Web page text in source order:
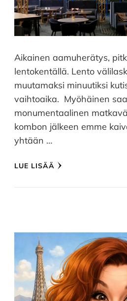
Aikainen aamuherätys,
lentokentällä. Lento
muutamaksi minuutiksi
vaihtoaika. Myöhäinen
monumentaalinen
kombon jälkeen emme
yhtään …
LUE LISÄÄ